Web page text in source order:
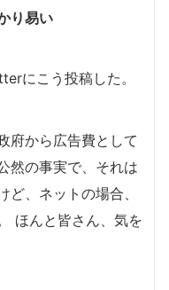
り易い
にこう投稿した。
府から広告費として
然の事実で、それは
ど、ネットの場合、
ほんと皆さん、気を